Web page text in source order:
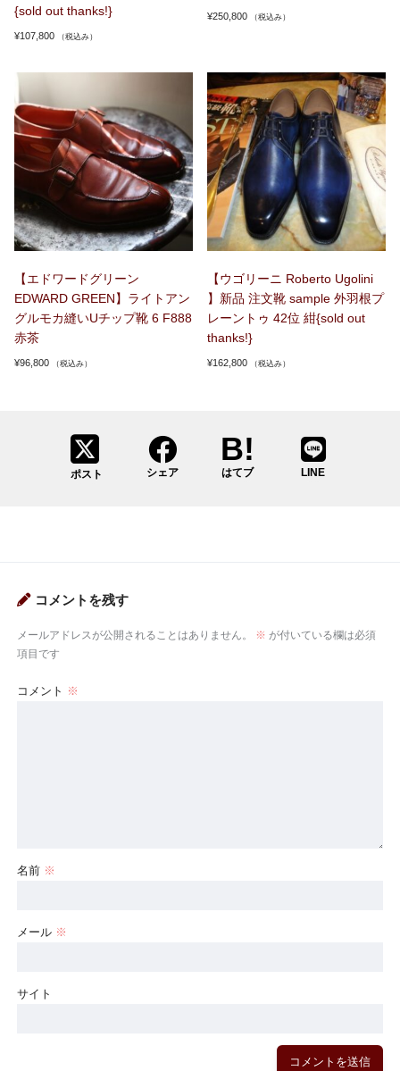
{sold out thanks!}
¥107,800 （税込み）
¥250,800 （税込み）
【エドワードグリーン
EDWARD GREEN】ライトアン
グルモカ縫いUチップ靴 6 F888
赤茶
¥96,800 （税込み）
【ウゴリーニ Roberto Ugolini
】新品 注文靴 sample 外羽根プ
レーントゥ 42位 紺{sold out
thanks!}
¥162,800 （税込み）
ポスト シェア はてブ LINE
コメントを残す
メールアドレスが公開されることはありません。 ※ が付いている欄は必須
項目です
コメント ※
名前 ※
メール ※
サイト